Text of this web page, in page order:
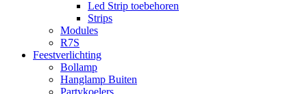
Led Strip toebehoren
Strips
Modules
R7S
Feestverlichting
Bollamp
Hanglamp Buiten
Partykoelers